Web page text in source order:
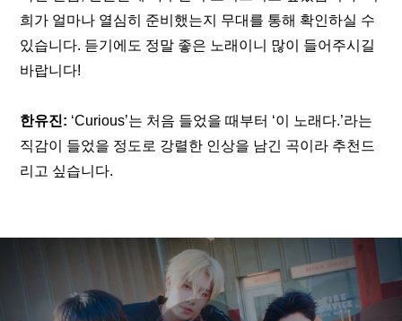
희가 얼마나 열심히 준비했는지 무대를 통해 확인하실 수
있습니다. 듣기에도 정말 좋은 노래이니 많이 들어주시길
바랍니다!
한유진: ‘Curious’는 처음 들었을 때부터 ‘이 노래다.’라는
직감이 들었을 정도로 강렬한 인상을 남긴 곡이라 추천드
리고 싶습니다.